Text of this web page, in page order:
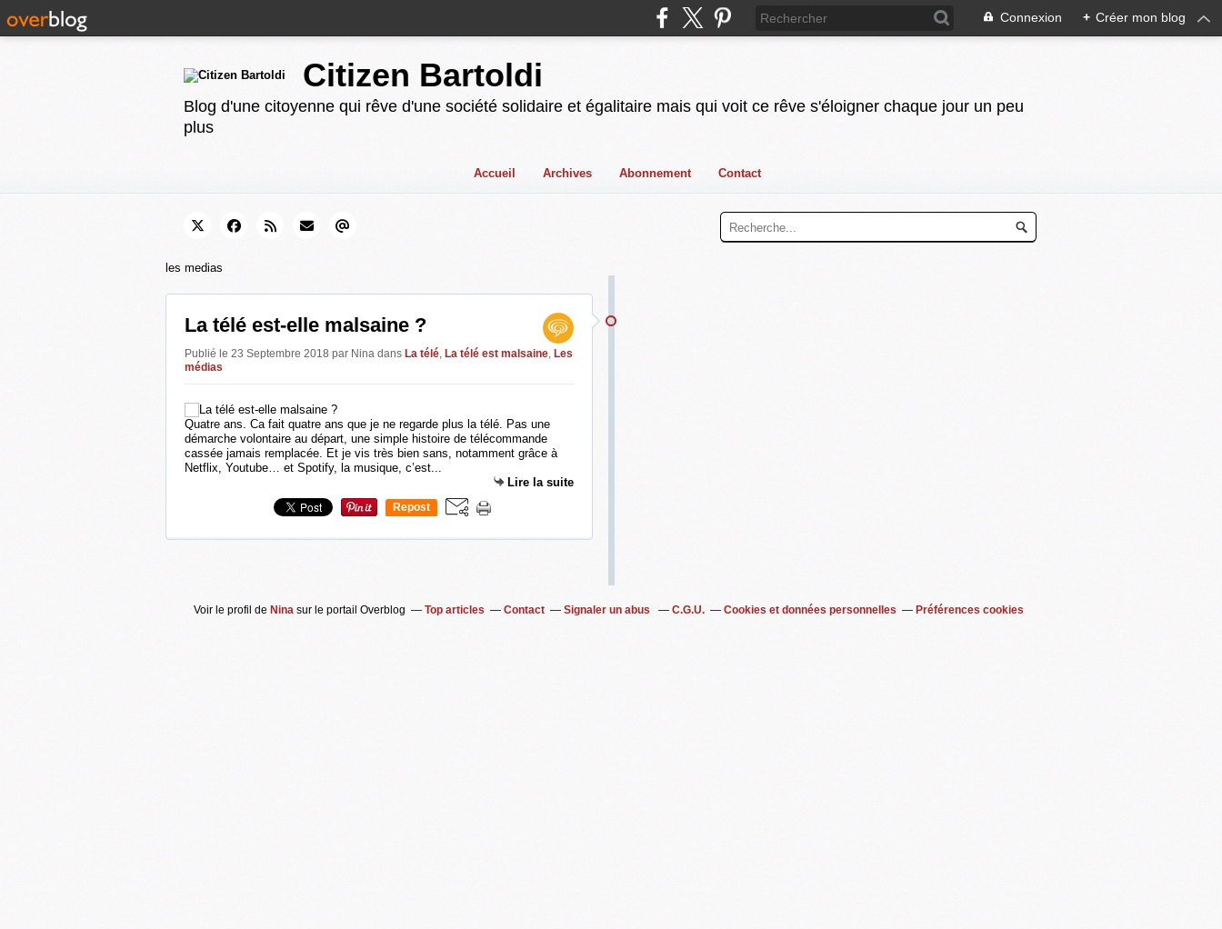
Connexion + Créer mon blog
Citizen Bartoldi
Blog d'une citoyenne qui rêve d'une société solidaire et égalitaire mais qui voit ce rêve s'éloigner chaque jour un peu
plus
Accueil Archives Abonnement Contact
les medias
La télé est-elle malsaine ?
Publié le 23 Septembre 2018 par Nina dans La télé, La télé est malsaine, Les
médias
Quatre ans. Ca fait quatre ans que je ne regarde plus la télé. Pas une
démarche volontaire au départ, une simple histoire de télécommande
cassée jamais remplacée. Et je vis très bien sans, notamment grâce à
Netflix, Youtube… et Spotify, la musique, c’est...
Lire la suite
Repost
Voir le profil de Ninasur le portail Overblog Top articles Contact Signaler un abus C.G.U. Cookies et données personnelles Préférences cookies